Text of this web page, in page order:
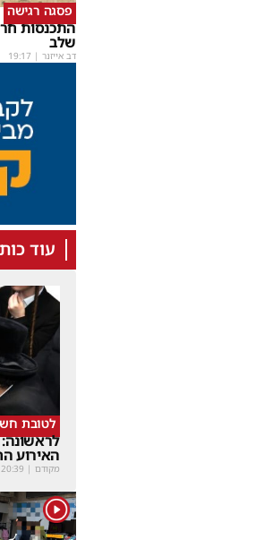
פסגה רגישה
התכנסות
שלב
דב אייזנר |
19:17
עוד
לטובת
האירוע
מקודם |
20:39
1